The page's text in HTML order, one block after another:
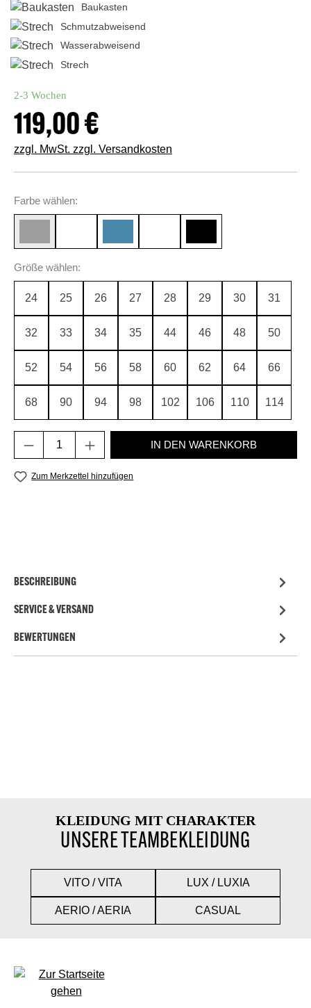
Baukasten
Schmutzabweisend
Wasserabweisend
Strech
2-3 Wochen
Regulärer Preis:
119,00 €
zzgl. MwSt. zzgl. Versandkosten
Farbeauswählen
wählen:
Größeauswählen
wählen:
24 25 26 27 28 29 30 31
32 33 34 35 44 46 48 50
52 54 56 58 60 62 64 66
68 90 94 98 102 106 110 114
Produkt Anzahl: Gib den gewünschten
IN DEN WARENKORB
Zum Merkzettel hinzufügen
BESCHREIBUNG
SERVICE & VERSAND
BEWERTUNGEN
KLEIDUNG MIT CHARAKTER
UNSERE TEAMBEKLEIDUNG
VITO / VITA LUX / LUXIA
AERIO / AERIA CASUAL